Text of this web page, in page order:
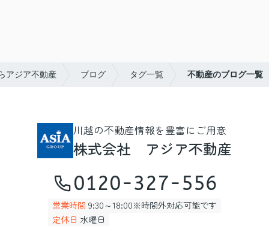
アジア不動産 ブログ タグ一覧 不動産のブログ一覧
川越の不動産情報を豊富にご用意
株式会社 アジア不動産
0120-327-556
営業時間 9:30～18:00※時間外対応可能です
定休日 水曜日